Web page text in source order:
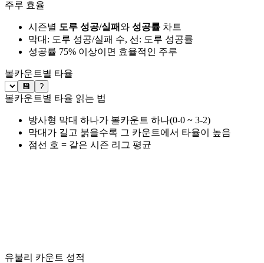
주루 효율
시즌별 도루 성공/실패와 성공률 차트
막대: 도루 성공/실패 수, 선: 도루 성공률
성공률 75% 이상이면 효율적인 주루
볼카운트별 타율
💾 ?
볼카운트별 타율 읽는 법
방사형 막대 하나가 볼카운트 하나(0-0 ~ 3-2)
막대가 길고 붉을수록 그 카운트에서 타율이 높음
점선 호 = 같은 시즌 리그 평균
유불리 카운트 성적